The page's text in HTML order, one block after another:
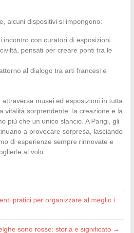
alcuni dispositivi si impongono:
incontro con curatori di esposizioni
pensati per creare ponti tra le
al dialogo tra arti francesi e
musei ed esposizioni in tutta
vitalità sorprendente: la creazione e la
più che un unico slancio. A Parigi, gli
a provocare sorpresa, lasciando
di esperienze sempre rinnovate e
al volo.
pratici per organizzare al meglio i
sono rosse: storia e significato →